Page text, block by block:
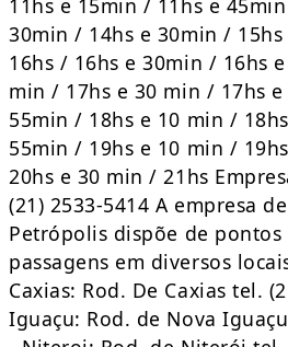
30min / 14hs e 30min /
16hs / 16hs e 30min / 16hs
min / 17hs e 30 min / 17hs
55min / 18hs e 10 min /
55min / 19hs e 10 min /
20hs e 30 min / 21hs
(21) 2533-5414 A empresa
Petrópolis dispõe de pontos
passagens em diversos
Caxias: Rod. De Caxias tel.
Iguaçu: Rod. de Nova